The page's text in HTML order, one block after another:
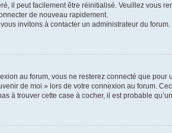
il peut facilement être réinitialisé. Veuillez vous
de nouveau rapidement.
invitons à contacter un administrateur du forum.
au forum, vous ne resterez connecté que
de moi » lors de votre connexion au forum.
à trouver cette case à cocher, il est probable